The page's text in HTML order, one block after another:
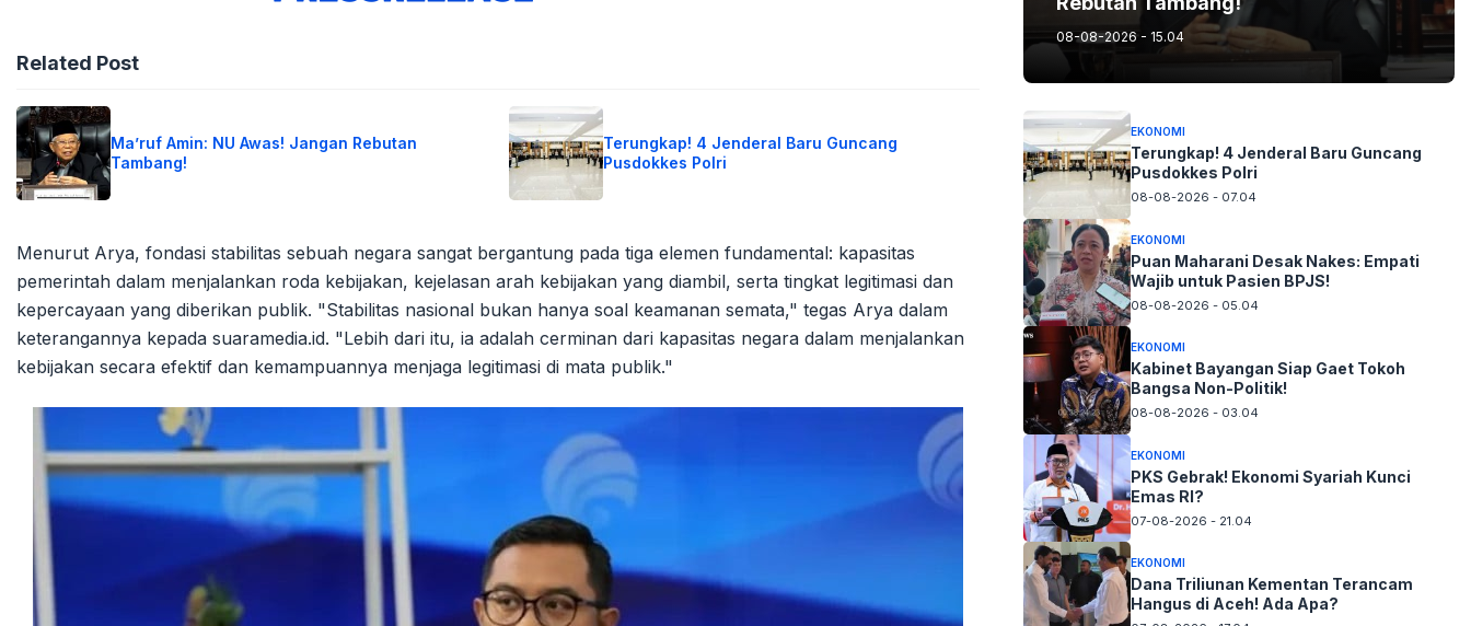
Related Post
Ma’ruf Amin: NU Awas! Jangan Rebutan
Tambang!
Terungkap! 4 Jenderal Baru Guncang
Pusdokkes Polri
Menurut Arya, fondasi stabilitas sebuah negara sangat bergantung pada tiga elemen fundamental: kapasitas
pemerintah dalam menjalankan roda kebijakan, kejelasan arah kebijakan yang diambil, serta tingkat legitimasi dan
kepercayaan yang diberikan publik. "Stabilitas nasional bukan hanya soal keamanan semata," tegas Arya dalam
keterangannya kepada suaramedia.id. "Lebih dari itu, ia adalah cerminan dari kapasitas negara dalam menjalankan
kebijakan secara efektif dan kemampuannya menjaga legitimasi di mata publik."
08-08-2026 - 15.04
EKONOMI
Terungkap! 4 Jenderal Baru Guncang
Pusdokkes Polri
08-08-2026 - 07.04
EKONOMI
Puan Maharani Desak Nakes: Empati
Wajib untuk Pasien BPJS!
08-08-2026 - 05.04
EKONOMI
Kabinet Bayangan Siap Gaet Tokoh
Bangsa Non-Politik!
08-08-2026 - 03.04
EKONOMI
PKS Gebrak! Ekonomi Syariah Kunci
Emas RI?
07-08-2026 - 21.04
EKONOMI
Dana Triliunan Kementan Terancam
Hangus di Aceh! Ada Apa?